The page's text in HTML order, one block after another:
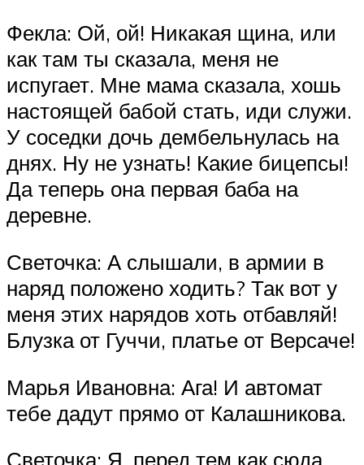
Фекла: Ой, ой! Никакая щина, или
как там ты сказала, меня не
испугает. Мне мама сказала, хошь
настоящей бабой стать, иди служи.
У соседки дочь дембельнулась на
днях. Ну не узнать! Какие бицепсы!
Да теперь она первая баба на
деревне.
Светочка: А слышали, в армии в
наряд положено ходить? Так вот у
меня этих нарядов хоть отбавляй!
Блузка от Гуччи, платье от Версаче!
Марья Ивановна: Ага! И автомат
тебе дадут прямо от Калашникова.
Светочка: Я, перед тем как сюда